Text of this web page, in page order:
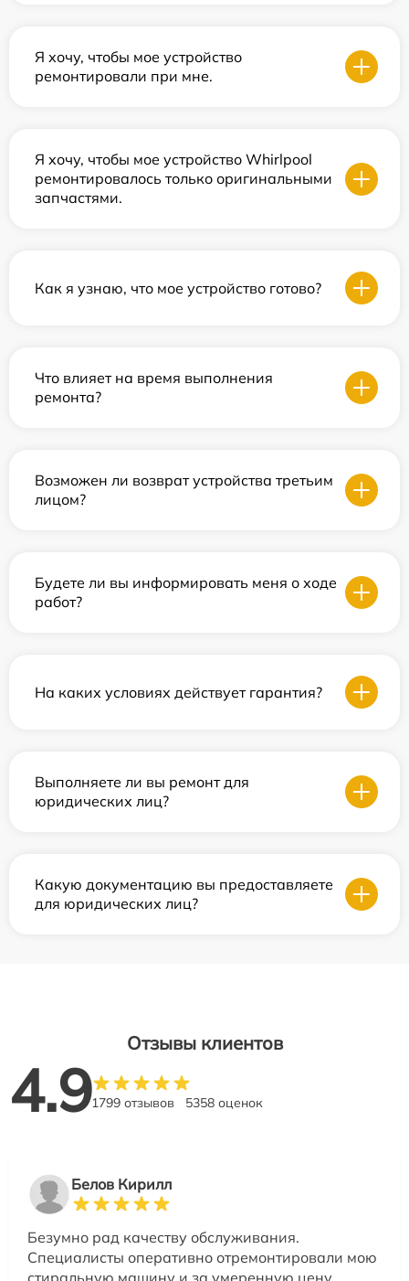
Я хочу, чтобы мое устройство
ремонтировали при мне.
Я хочу, чтобы мое устройство Whirlpool
ремонтировалось только оригинальными
запчастями.
Как я узнаю, что мое устройство готово?
Что влияет на время выполнения
ремонта?
Возможен ли возврат устройства третьим
лицом?
Будете ли вы информировать меня о ходе
работ?
На каких условиях действует гарантия?
Выполняете ли вы ремонт для
юридических лиц?
Какую документацию вы предоставляете
для юридических лиц?
Отзывы клиентов
4.91799 отзывов 5358 оценок
Белов Кирилл
Безумно рад качеству обслуживания.
Специалисты оперативно отремонтировали мою